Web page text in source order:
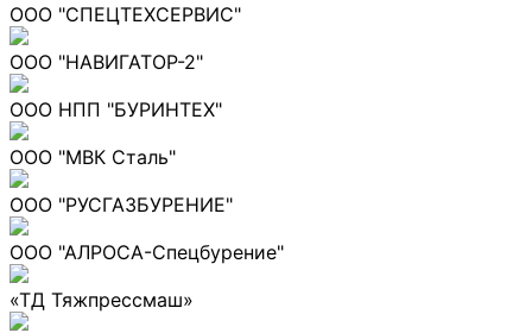
ООО "СПЕЦТЕХСЕРВИС"
ООО "НАВИГАТОР-2"
ООО НПП "БУРИНТЕХ"
ООО "МВК Сталь"
ООО "РУСГАЗБУРЕНИЕ"
ООО "АЛРОСА-Спецбурение"
«ТД Тяжпрессмаш»